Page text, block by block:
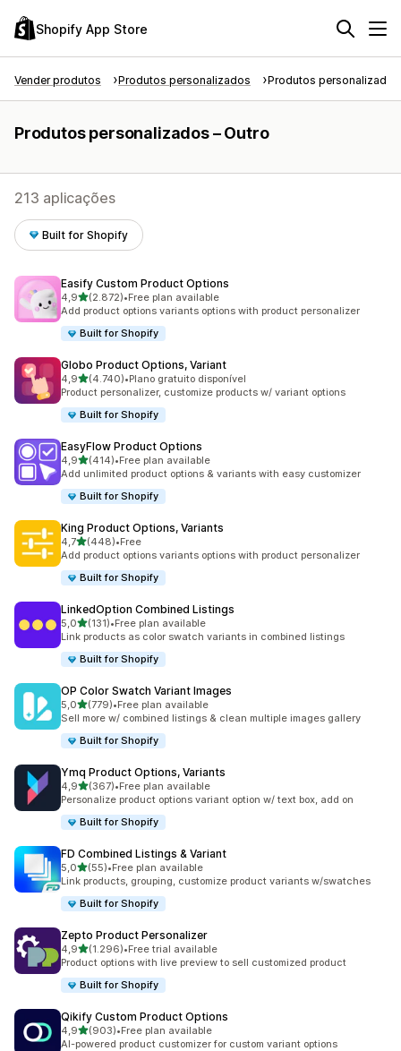
Shopify App Store
Vender produtos Produtos personalizados Produtos personalizados
Produtos personalizados – Outro
213 aplicações
Built for Shopify
Easify Custom Product Options
4,9de 5 estrelas
(2.872)
2872 total de avaliações
•Free plan available
Add product options variants options with product personalizer
Built for Shopify
Globo Product Options, Variant
4,9de 5 estrelas
(4.740)
4740 total de avaliações
•Plano gratuito disponível
Product personalizer, customize products w/ variant options
Built for Shopify
EasyFlow Product Options
4,9de 5 estrelas
(414)
414 total de avaliações
•Free plan available
Add unlimited product options & variants with easy customizer
Built for Shopify
King Product Options, Variants
4,7de 5 estrelas
(448)
448 total de avaliações
•Free
Add product options variants options with product personalizer
Built for Shopify
LinkedOption Combined Listings
5,0de 5 estrelas
(131)
131 total de avaliações
•Free plan available
Link products as color swatch variants in combined listings
Built for Shopify
OP Color Swatch Variant Images
5,0de 5 estrelas
(779)
779 total de avaliações
•Free plan available
Sell more w/ combined listings & clean multiple images gallery
Built for Shopify
Ymq Product Options, Variants
4,9de 5 estrelas
(367)
367 total de avaliações
•Free plan available
Personalize product options variant option w/ text box, add on
Built for Shopify
FD Combined Listings & Variant
5,0de 5 estrelas
(55)
55 total de avaliações
•Free plan available
Link products, grouping, customize product variants w/swatches
Built for Shopify
Zepto Product Personalizer
4,9de 5 estrelas
(1.296)
1296 total de avaliações
•Free trial available
Product options with live preview to sell customized product
Built for Shopify
Qikify Custom Product Options
4,9de 5 estrelas
(903)
903 total de avaliações
•Free plan available
AI-powered product customizer for custom variant options